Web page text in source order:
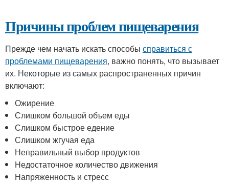
Причины проблем пищеварения
Прежде чем начать искать способы справиться с
проблемами пищеварения, важно понять, что вызывает
их. Некоторые из самых распространенных причин
включают:
Ожирение
Слишком большой объем еды
Слишком быстрое едение
Слишком жгучая еда
Неправильный выбор продуктов
Недостаточное количество движения
Напряженность и стресс